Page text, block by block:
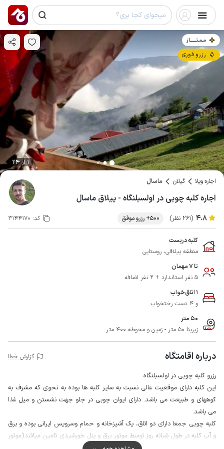
مـمـتــــــاز
رزرو فوری
1 از 24
اجاره ویلا گیلان ماسال
اجاره کلبه چوبی در اولسبلنگاه - ییلاق ماسال
4.8 (261 نظر) 500+ رزرو موفق کد: 3144170
کلبه دربست
منطقه ییلاقی، روستایی
تا 7 مهمان
5 نفر استاندارد + 2 نفر اضافه
1 اتاق‌خواب
و 4 دست رختخواب
50 متر
زیربنا 50 متر - زمین و محوطه 400 متر
درباره اقامتگاه گزارش خطا
رزرو کلبه چوبی در اولسبلنگاه
این کلبه دارای موقعیت عالی نسبت به سایر کلبه ها بوده به نحوی که مشرف به
کوههای و طبیعت می باشد. دارای ایوان چوبی در جلو جهت نشستن و میل غذا
می باشد.
کلبه چوبی جمعا دارای دو اتاق، یک آشپزخانه و حمام وسرویس ایرانی بوده و برق
و آب کلبه در طول شبانه روز توسط موتور برق و پنل خورشیدی تامین میاشد(موتور